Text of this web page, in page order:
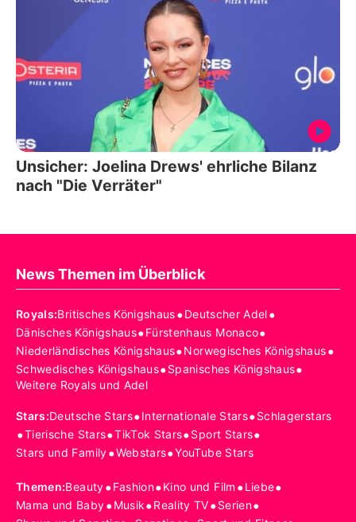
Unsicher: Joelina Drews' ehrliche Bilanz
nach "Die Verräter"
News Themen im Überblick
Royals:Britisches Königshaus•Deutscher Adel•
Dänisches Königshaus•Fürstenhaus Monaco•
Niederländisches Königshaus•Norwegisches Königshaus•
Schwedisches Königshaus•Spanisches Königshaus•
Weitere Royals und Adel
Stars:Deutsche Stars•Internationale Stars•Schlagerstars
•Tierische Stars•TikTok Stars•Sport Stars•
Stars und Family•Webstars•YouTube Stars
Themen:Beauty•Fashion•Kino und Film •Liebe•
Mama und Baby•Musik•Reality TV•Serien•